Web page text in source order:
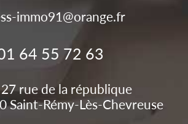
immo91@orange.fr
64 55 72 63
27 rue de la république
Saint-Rémy-Lès-Chevreuse